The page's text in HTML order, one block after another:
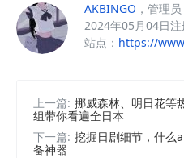
AKBINGO ，管理员
2024年05月04日注
站点： https://
上一篇: 挪威森林、明日花等
组带你看遍全日本
下一篇: 挖掘日剧细节，什么
备神器